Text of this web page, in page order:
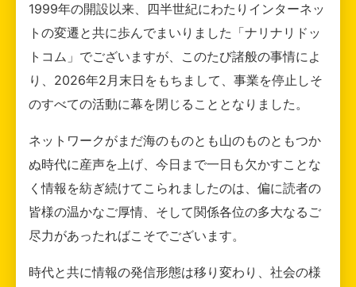
1999年の開設以来、四半世紀にわたりインターネッ
トの変遷と共に歩んでまいりました「ナリナリドッ
トコム」でございますが、このたび諸般の事情によ
り、2026年2月末日をもちまして、事業を停止しそ
のすべての活動に幕を閉じることとなりました。
ネットワークがまだ海のものとも山のものともつか
ぬ時代に産声を上げ、今日まで一日も欠かすことな
く情報を紡ぎ続けてこられましたのは、偏に読者の
皆様の温かなご厚情、そして関係各位の多大なるご
尽力があったればこそでございます。
時代と共に情報の発信形態は移り変わり、社会の様